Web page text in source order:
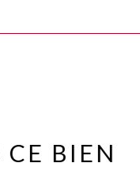
CE BIEN